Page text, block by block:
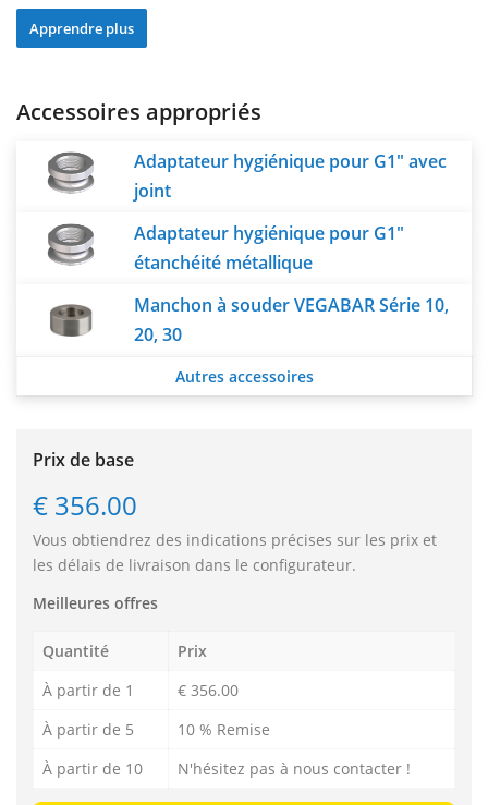
Apprendre plus
Accessoires appropriés
Adaptateur hygiénique pour G1" avec
joint
Adaptateur hygiénique pour G1"
étanchéité métallique
Manchon à souder VEGABAR Série 10,
20, 30
Autres accessoires
Prix de base
€ 356.00
Vous obtiendrez des indications précises sur les prix et
les délais de livraison dans le configurateur.
Meilleures offres
Quantité
Prix
À partir de 1
€ 356.00
À partir de 5
10 % Remise
À partir de 10
N'hésitez pas à nous contacter !